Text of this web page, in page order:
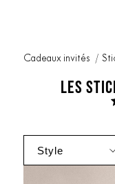
Cadeaux invités
LES